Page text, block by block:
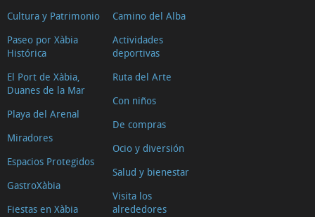
Cultura y Patrimonio
Paseo por Xàbia
Histórica
El Port de Xàbia,
Duanes de la Mar
Playa del Arenal
Miradores
Espacios Protegidos
GastroXàbia
Fiestas en Xàbia
Camino del Alba
Actividades
deportivas
Ruta del Arte
Con niños
De compras
Ocio y diversión
Salud y bienestar
Visita los
alrededores